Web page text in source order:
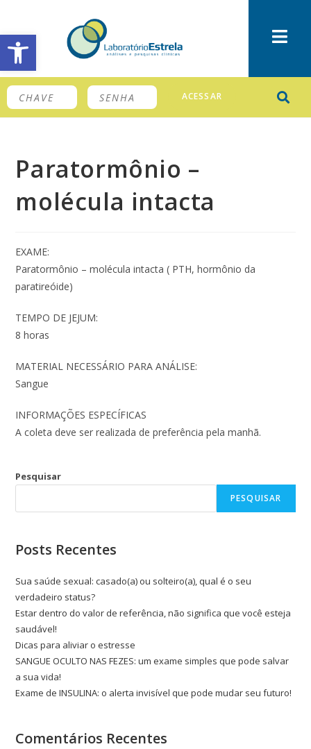
Barra de Ferramentas Aberta
ACESSAR
Paratormônio –
molécula intacta
EXAME:
Paratormônio – molécula intacta ( PTH, hormônio da
paratireóide)
TEMPO DE JEJUM:
8 horas
MATERIAL NECESSÁRIO PARA ANÁLISE:
Sangue
INFORMAÇÕES ESPECÍFICAS
A coleta deve ser realizada de preferência pela manhã.
Pesquisar
PESQUISAR
Posts Recentes
Sua saúde sexual: casado(a) ou solteiro(a), qual é o seu
verdadeiro status?
Estar dentro do valor de referência, não significa que você esteja
saudável!
Dicas para aliviar o estresse
SANGUE OCULTO NAS FEZES: um exame simples que pode salvar
a sua vida!
Exame de INSULINA: o alerta invisível que pode mudar seu futuro!
Comentários Recentes